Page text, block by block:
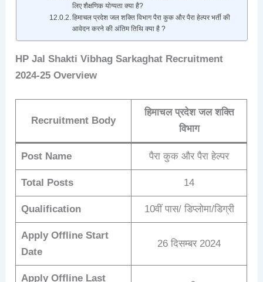
लिए शैक्षणिक योग्यता क्या है?
हिमाचल प्रदेश जल शक्ति विभाग पैरा कुक और पैरा हेल्पर भर्ती की
आवेदन करने की अंतिम तिथि क्या है ?
HP Jal Shakti Vibhag Sarkaghat Recruitment
2024-25 Overview
Recruitment Body
हिमाचल प्रदेश जल शक्ति
विभाग
Post Name पैरा कुक और पैरा हेल्पर
Total Posts 14
Qualification 10वीं पास/ डिप्लोमा/डिग्री
Apply Offline Start
Date
26 दिसम्बर 2024
Apply Offline Last